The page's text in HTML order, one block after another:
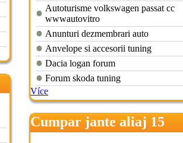
Autoturisme volkswagen passat cc
wwwautovitro
Anunturi dezmembrari auto
Anvelope si accesorii tuning
Dacia logan forum
Forum skoda tuning
Více
Cumpar jante aliaj 15